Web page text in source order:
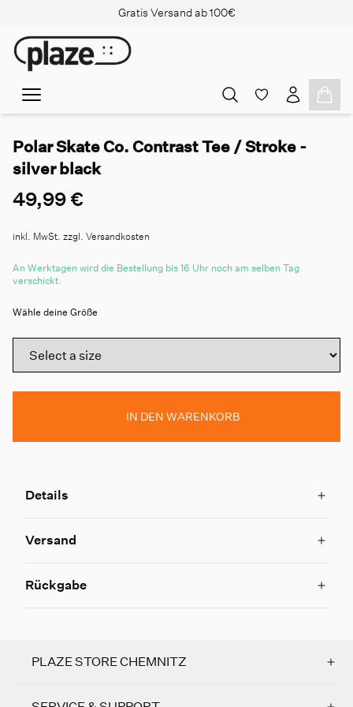
Gratis Versand ab 100€
Polar Skate Co. Contrast Tee / Stroke -
silver black
49,99 €
inkl. MwSt. zzgl. Versandkosten
An Werktagen wird die Bestellung bis 16 Uhr noch am selben Tag
verschickt.
Wähle deine Größe
IN DEN WARENKORB
Details
Versand
Rückgabe
PLAZE STORE CHEMNITZ